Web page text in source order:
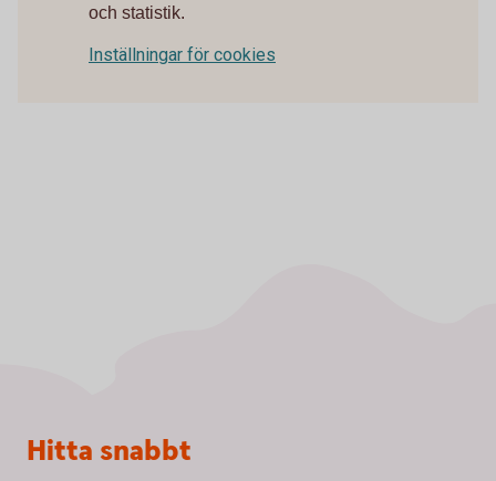
och statistik.
Inställningar för cookies
Sidfot
Hitta snabbt